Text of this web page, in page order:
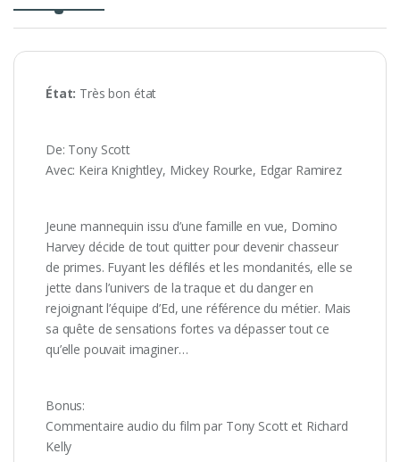
État: Très bon état
De: Tony Scott
Avec: Keira Knightley, Mickey Rourke, Edgar Ramirez
Jeune mannequin issu d’une famille en vue, Domino
Harvey décide de tout quitter pour devenir chasseur
de primes. Fuyant les défilés et les mondanités, elle se
jette dans l’univers de la traque et du danger en
rejoignant l’équipe d’Ed, une référence du métier. Mais
sa quête de sensations fortes va dépasser tout ce
qu’elle pouvait imaginer…
Bonus:
Commentaire audio du film par Tony Scott et Richard
Kelly